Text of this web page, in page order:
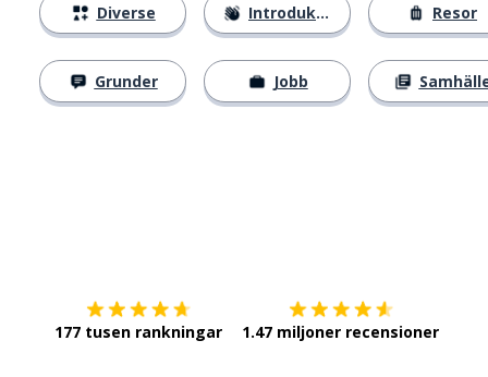
Diverse
Grunder
Introduktion
Jobb
Resor
177 tusen rankningar 1.47 miljoner recensioner